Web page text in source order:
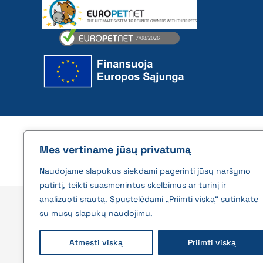
Mes vertiname jūsų privatumą
Naudojame slapukus siekdami pagerinti jūsų naršymo
patirtį, teikti suasmenintus skelbimus ar turinį ir
analizuoti srautą. Spustelėdami „Priimti viską“ sutinkate
su mūsų slapukų naudojimu.
Atmesti viską Priimti viską
2026 © All rights reserved | VĮ Žemės ūkio